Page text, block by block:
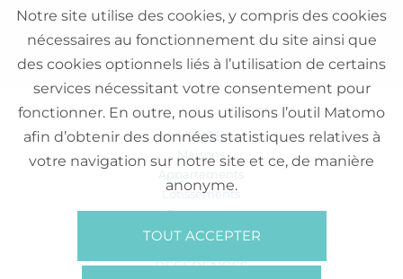
VENTE
Maisons
Appartements
Lotissements
Commerces
Bureaux
RÉFÉRENCES
Notre site utilise des cookies, y compris des cookies
nécessaires au fonctionnement du site ainsi que
des cookies optionnels liés à l’utilisation de certains
services nécessitant votre consentement pour
fonctionner. En outre, nous utilisons l’outil Matomo
afin d’obtenir des données statistiques relatives à
votre navigation sur notre site et ce, de manière
anonyme.
TOUT ACCEPTER